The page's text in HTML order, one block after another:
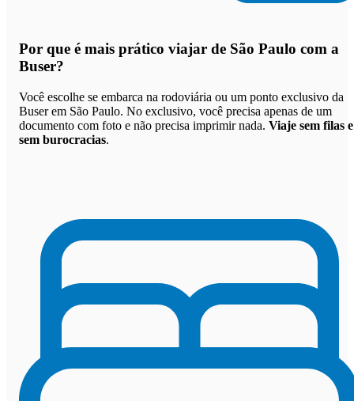
Por que é mais prático viajar de São Paulo com a
Buser?
Você escolhe se embarca na rodoviária ou um ponto exclusivo da
Buser em São Paulo. No exclusivo, você precisa apenas de um
documento com foto e não precisa imprimir nada. Viaje sem filas e
sem burocracias.